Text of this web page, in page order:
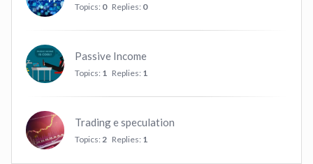
Topics: 0 Replies: 0
Passive Income
Topics: 1 Replies: 1
Trading e speculation
Topics: 2 Replies: 1